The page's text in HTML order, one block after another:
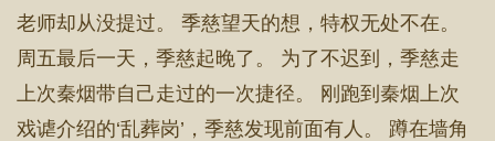
老师却从没提过。 季慈望天的想，特权无处不在。
周五最后一天，季慈起晚了。 为了不迟到，季慈走
上次秦烟带自己走过的一次捷径。 刚跑到秦烟上次
戏谑介绍的‘乱葬岗’，季慈发现前面有人。 蹲在墙角